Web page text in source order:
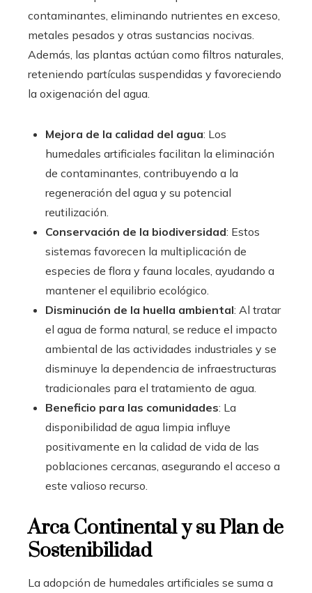
contaminantes, eliminando nutrientes en exceso,
metales pesados y otras sustancias nocivas.
Además, las plantas actúan como filtros naturales,
reteniendo partículas suspendidas y favoreciendo
la oxigenación del agua.
Mejora de la calidad del agua: Los
humedales artificiales facilitan la eliminación
de contaminantes, contribuyendo a la
regeneración del agua y su potencial
reutilización.
Conservación de la biodiversidad: Estos
sistemas favorecen la multiplicación de
especies de flora y fauna locales, ayudando a
mantener el equilibrio ecológico.
Disminución de la huella ambiental: Al tratar
el agua de forma natural, se reduce el impacto
ambiental de las actividades industriales y se
disminuye la dependencia de infraestructuras
tradicionales para el tratamiento de agua.
Beneficio para las comunidades: La
disponibilidad de agua limpia influye
positivamente en la calidad de vida de las
poblaciones cercanas, asegurando el acceso a
este valioso recurso.
Arca Continental y su Plan de
Sostenibilidad
La adopción de humedales artificiales se suma a